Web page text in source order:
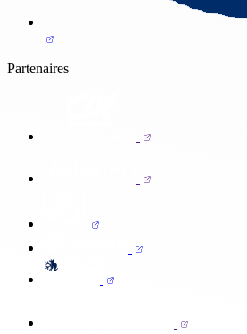
Partenaires